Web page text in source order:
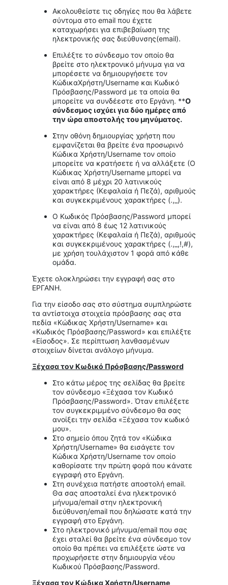
Ακολουθείστε τις οδηγίες που θα λάβετε
σύντομα στο email που έχετε
καταχωρήσει για επιβεβαίωση της
ηλεκτρονικής σας διεύθυνσης(email).
Επιλέξτε το σύνδεσμο τον οποίο θα
βρείτε στο ηλεκτρονικό μήνυμα για να
μπορέσετε να δημιουργήσετε τον
ΚώδικαΧρήστη/Username και Κωδικό
Πρόσβασης/Password με τα οποία θα
μπορείτε να συνδέεστε στο Εργάνη. **O
σύνδεσμος ισχύει για δύο ημέρες από
την ώρα αποστολής του μηνύματος.
Στην οθόνη δημιουργίας χρήστη που
εμφανίζεται θα βρείτε ένα προσωρινό
Κώδικα Χρήστη/Username τον οποίο
μπορείτε να κρατήσετε ή να αλλάξετε (Ο
Κώδικας Χρήστη/Username μπορεί να
είναι από 8 μέχρι 20 λατινικούς
χαρακτήρες (Κεφαλαία ή Πεζά), αριθμούς
και συγκεκριμένους χαρακτήρες (.,_).
Ο Κωδικός Πρόσβασης/Password μπορεί
να είναι από 8 έως 12 λατινικούς
χαρακτήρες (Κεφαλαία ή Πεζά), αριθμούς
και συγκεκριμένους χαρακτήρες (.,_,!,#),
με χρήση τουλάχιστον 1 φορά από κάθε
ομάδα.
Έχετε ολοκληρώσει την εγγραφή σας στο
ΕΡΓΑΝΗ.
Για την είσοδο σας στο σύστημα συμπληρώστε
τα αντίστοιχα στοιχεία πρόσβασης σας στα
πεδία «Κώδικας Χρήστη/Username» και
«Κωδικός Πρόσβασης/Password» και επιλέξτε
«Είσοδος». Σε περίπτωση λανθασμένων
στοιχείων δίνεται ανάλογο μήνυμα.
Ξέχασα τον Κωδικό Πρόσβασης/Password
Στο κάτω μέρος της σελίδας θα βρείτε
τον σύνδεσμο «Ξέχασα τον Κωδικό
Πρόσβασης/Password». Όταν επιλέξετε
τον συγκεκριμμένο σύνδεσμο θα σας
ανοίξει την σελίδα «Ξέχασα τον κωδικό
μου».
Στο σημείο όπου ζητά τον «Κώδικα
Χρήστη/Username» θα εισάγετε τον
Κώδικα Χρήστη/Username τον οποίο
καθορίσατε την πρώτη φορά που κάνατε
εγγραφή στο Εργάνη.
Στη συνέχεια πατήστε αποστολή email.
Θα σας αποσταλεί ένα ηλεκτρονικό
μήνυμα/email στην ηλεκτρονική
διεύθυνση/email που δηλώσατε κατά την
εγγραφή στο Εργάνη.
Στο ηλεκτρονικό μήνυμα/email που σας
έχει σταλεί θα βρείτε ένα σύνδεσμο τον
οποίο θα πρέπει να επιλέξετε ώστε να
προχωρήσετε στην δημιουργία νέου
Κωδικού Πρόσβασης/Password.
Ξέχασα τον Κώδικα Χρήστη/Username